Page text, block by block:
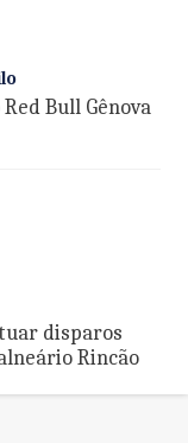
Bull Gênova
disparos
Rincão